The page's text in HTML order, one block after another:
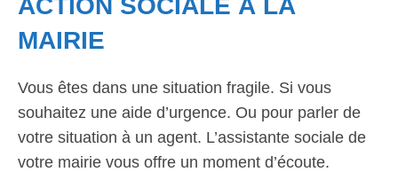
ACTION SOCIALE À LA
MAIRIE
Vous êtes dans une situation fragile. Si vous
souhaitez une aide d’urgence. Ou pour parler de
votre situation à un agent. L’assistante sociale de
votre mairie vous offre un moment d’écoute.